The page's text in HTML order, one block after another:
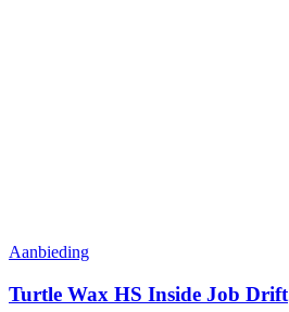
Aanbieding
Turtle Wax HS Inside Job Drift